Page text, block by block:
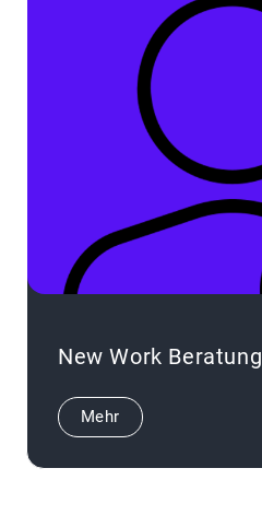
New Work Beratung
Mehr